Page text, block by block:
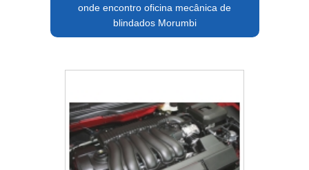
onde encontro oficina mecânica de
blindados Morumbi